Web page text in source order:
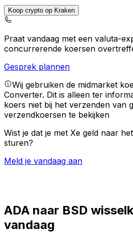
Koop crypto op Kraken
Praat vandaag met een valuta-
concurrerende koersen
Gesprek plannen
Wij gebruiken de midmarket
Converter. Dit is alleen ter
koers niet bij het verzenden van
verzendkoersen te bekijken
Wist je dat je met Xe geld naar
sturen?
Meld je vandaag aan
ADA naar BSD
vandaag